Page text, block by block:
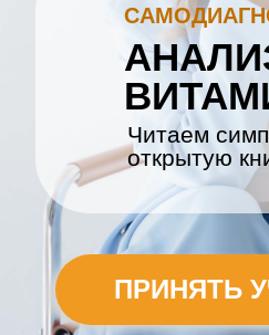
ПРИНЯТЬ УЧАСТИЕ
Начало 10
ноября
3 модуля, 4
недели